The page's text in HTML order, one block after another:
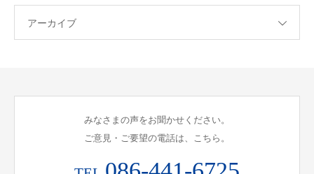
アーカイブ
みなさまの声をお聞かせください。
ご意見・ご要望の電話は、こちら。